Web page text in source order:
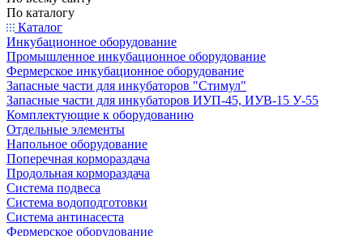
По каталогу
Каталог
Инкубационное оборудование
Промышленное инкубационное оборудование
Фермерское инкубационное оборудование
Запасные части для инкубаторов "Стимул"
Запасные части для инкубаторов ИУП-45, ИУВ-15 У-55
Комплектующие к оборудованию
Отдельные элементы
Напольное оборудование
Поперечная кормораздача
Продольная кормораздача
Система подвеса
Система водоподготовки
Система антинасеста
Фермерское оборудование